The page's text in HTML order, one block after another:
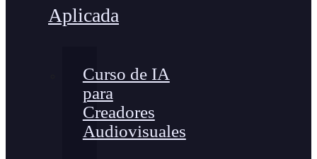
Aplicada
Curso de IA
para
Creadores
Audiovisuales